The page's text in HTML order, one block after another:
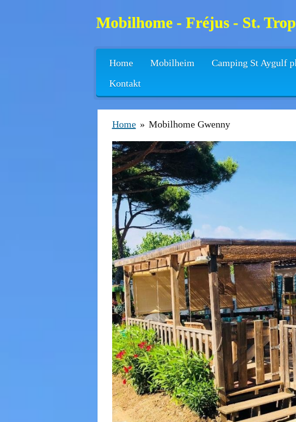
Mobilhome - Fréjus - St.
Home Mobilheim Camping St Aygulf
Kontakt
Home » Mobilhome Gwenny